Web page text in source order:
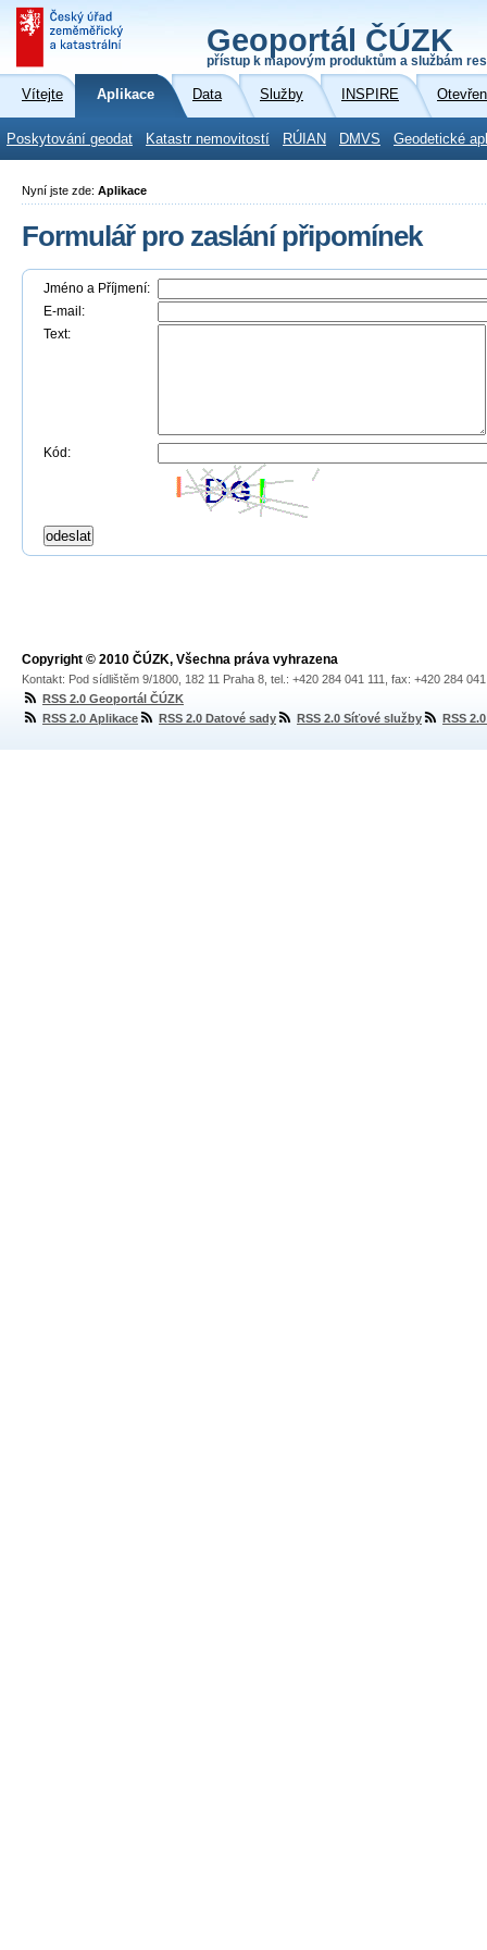
Geoportál ČÚZK
přístup k mapovým produktům a službám
Vítejte Aplikace Data Služby INSPIRE
Poskytování geodat Katastr nemovitostí RÚIAN DMVS Geodetické
Nyní jste zde: Aplikace
Formulář pro zaslání připomínek
Jméno a Příjmení:
E-mail:
Text:
Kód:
Copyright © 2010 ČÚZK, Všechna práva vyhrazena
Kontakt: Pod sídlištěm 9/1800, 182 11 Praha 8, tel.: +420 284 041 111, fax: +420 284
RSS 2.0 Geoportál ČÚZK
RSS 2.0 Aplikace
RSS 2.0 Datové sady RSS 2.0 Síťové služby RSS